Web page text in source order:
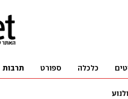
כלכלה ספורט תרבות